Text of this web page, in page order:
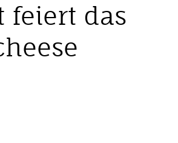
feiert das